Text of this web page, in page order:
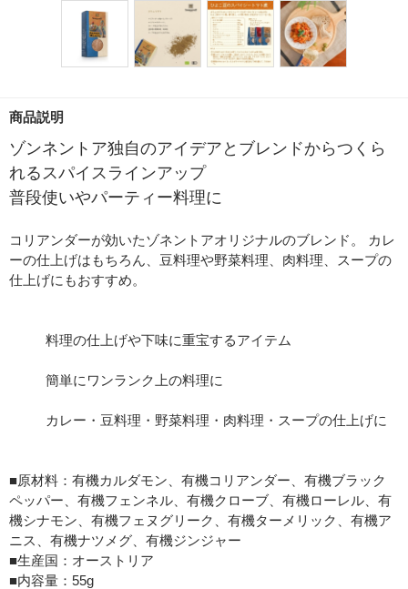
商品説明
ゾンネントア独自のアイデアとブレンドからつくら
れるスパイスラインアップ
普段使いやパーティー料理に
コリアンダーが効いたゾネントアオリジナルのブレンド。 カレ
ーの仕上げはもちろん、豆料理や野菜料理、肉料理、スープの
仕上げにもおすすめ。
料理の仕上げや下味に重宝するアイテム
簡単にワンランク上の料理に
カレー・豆料理・野菜料理・肉料理・スープの仕上げに
■原材料：有機カルダモン、有機コリアンダー、有機ブラック
ペッパー、有機フェンネル、有機クローブ、有機ローレル、有
機シナモン、有機フェヌグリーク、有機ターメリック、有機ア
ニス、有機ナツメグ、有機ジンジャー
■生産国 ：オーストリア
■内容量：55g